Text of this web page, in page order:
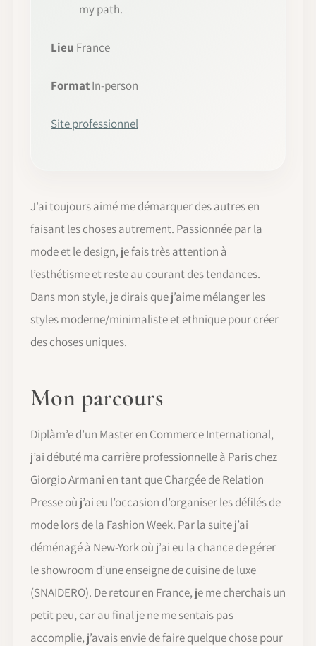
my path.
Lieu France
FormatIn-person
Site professionnel
J’ai toujours aimé me démarquer des autres en
faisant les choses autrement. Passionnée par la
mode et le design, je fais très attention à
l’esthétisme et reste au courant des tendances.
Dans mon style, je dirais que j’aime mélanger les
styles moderne/minimaliste et ethnique pour créer
des choses uniques.
Mon parcours
Diplàm’e d’un Master en Commerce International,
j’ai débuté ma carrière professionnelle à Paris chez
Giorgio Armani en tant que Chargée de Relation
Presse où j’ai eu l’occasion d’organiser les défilés de
mode lors de la Fashion Week. Par la suite j’ai
déménagé à New-York où j’ai eu la chance de gérer
le showroom d’une enseigne de cuisine de luxe
(SNAIDERO). De retour en France, je me cherchais un
petit peu, car au final je ne me sentais pas
accomplie, j’avais envie de faire quelque chose pour